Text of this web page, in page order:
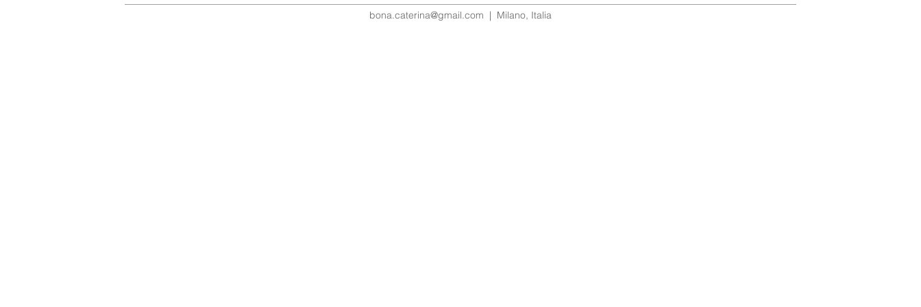
bona.caterina@gmail.com | Milano, Italia